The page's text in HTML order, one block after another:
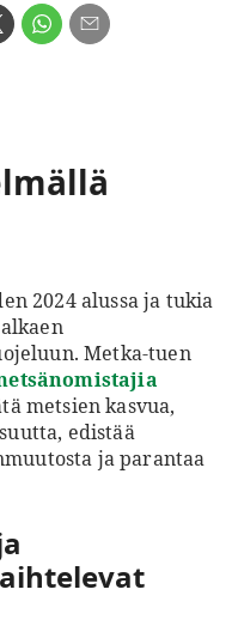
2024 alussa ja tukia
Metka-tuen
metsien kasvua,
edistää
ja parantaa